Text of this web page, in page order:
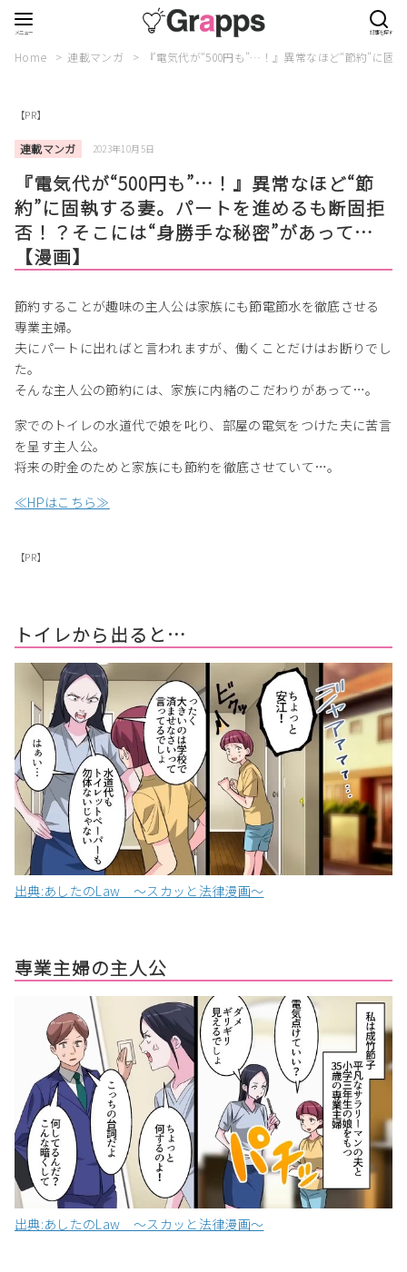
Home 連載マンガ 『電気代が“500円も”…！』異常なほど“節約”に
【PR】
連載マンガ 2023年10月5日
『電気代が“500円も”…！』異常なほど“節
約”に固執する妻。パートを進めるも断固拒
否！？そこには“身勝手な秘密”があって…
【漫画】
節約することが趣味の主人公は家族にも節電節水を徹底させる
専業主婦。
夫にパートに出ればと言われますが、働くことだけはお断りでし
た。
そんな主人公の節約には、家族に内緒のこだわりがあって…。
家でのトイレの水道代で娘を叱り、部屋の電気をつけた夫に苦言
を呈す主人公。
将来の貯金のためと家族にも節約を徹底させていて…。
≪HPはこちら≫
【PR】
トイレから出ると…
出典:あしたのLaw 〜スカッと法律漫画〜
専業主婦の主人公
出典:あしたのLaw 〜スカッと法律漫画〜